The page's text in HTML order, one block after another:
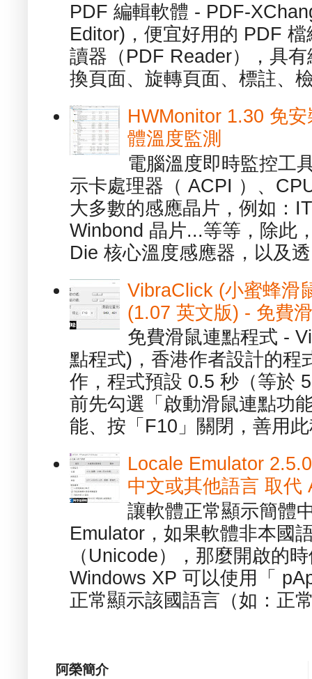
PDF 編輯軟體 - PDF-
Editor)，便宜好用的 PDF
讀器（PDF Reader），具
換頁面、旋轉頁面、標註、
HWMonitor 1.30 免
體溫度監測
電腦溫度即時監控工
示卡處理器（ ACPI ）、
大多數的感應晶片，例如：
Winbond 晶片...等等，除此
Die 核心溫度感應器，以及
VibraClick (小蜜蜂滑
(1.07 英文版) - 免費
免費滑鼠連點程式 -
點程式)，香港作者設計的程
作，程式預設 0.5 秒（等於
前先勾選「啟動滑鼠連點功
能、按「F10」關閉，善用
Locale Emulator
中文或其他語言 取代
讓軟體正常顯示簡體
Emulator，如果軟體非本國
（Unicode），那麼開啟的
Windows XP 可以使用「
正常顯示該國語言（如：正
阿榮簡介